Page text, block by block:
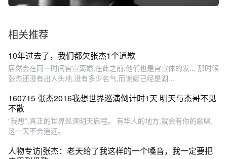
相关推荐
10年过去了，我们都欠张杰1个道歉
居然会在同一时间官宣离婚,在此之前,他们也是官宣体的发... 那时候
张杰还没有出人头地,没有多少名气,而谢娜已经是湖...
160715 张杰2016我想世界巡演倒计时1天 明天与杰哥不见
不散
“我想”,真正的世界巡演明天启程。 有华人的地方,就会有你的歌唱,
这一天不会遥远。
人物专访|张杰：老天给了我这样的一个嗓音，我一定要把